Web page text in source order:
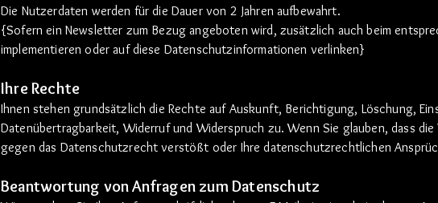
Die Nutzerdaten werden für die Dauer von 2 Jahren aufbewahrt.
{Sofern ein Newsletter zum Bezug angeboten wird, zusätzlich auch beim
implementieren oder auf diese Datenschutzinformationen verlinken}
Ihre Rechte
Ihnen stehen grundsätzlich die Rechte auf Auskunft, Berichtigung, Löschung,
Datenübertragbarkeit, Widerruf und Widerspruch zu. Wenn Sie glauben, dass
gegen das Datenschutzrecht verstößt oder Ihre datenschutzrechtlichen
Beantwortung von Anfragen zum Datenschutz